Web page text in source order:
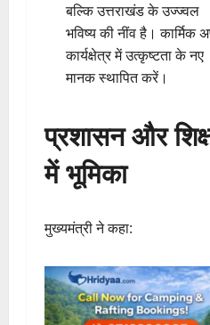
बल्कि उत्तराखंड के उज्ज्वल
भविष्य की नींव है। कार्मिक
कार्यक्षेत्र में उत्कृष्टता के नए
मानक स्थापित करें।
प्रशासन और
में भूमिका
मुख्यमंत्री ने कहा: